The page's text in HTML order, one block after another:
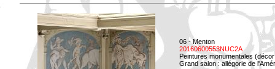
06 - Menton
20160600553NUC2A
Peintures monumentales
Grand salon : allégorie de